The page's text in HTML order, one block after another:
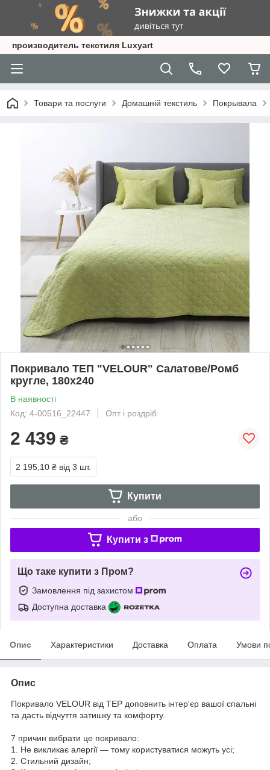
производитель текстиля Luxyart
Товари та послуги Домашній текстиль Покрывала
Покривало ТЕП "VELOUR" Салатове/Ромб
кругле, 180x240
В наявності
Код: 4-00516_22447
Опт і роздріб
2 439 ₴
2 195,10 ₴ від 3 шт.
Купити
або
Купити з
Що таке купити з Пром?
Замовлення під захистом
Доступна доставка
Опис Характеристики Доставка Оплата Умови
Опис
Покривало VELOUR від TEP доповнить інтер'єр вашої спальні
та дасть відчуття затишку та комфорту.
7 причин вибрати це покривало:
1. Не викликає алергії — тому користуватися можуть усі;
2. Стильний дизайн;